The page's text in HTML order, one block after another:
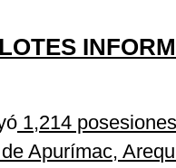
1,214
Apurímac,